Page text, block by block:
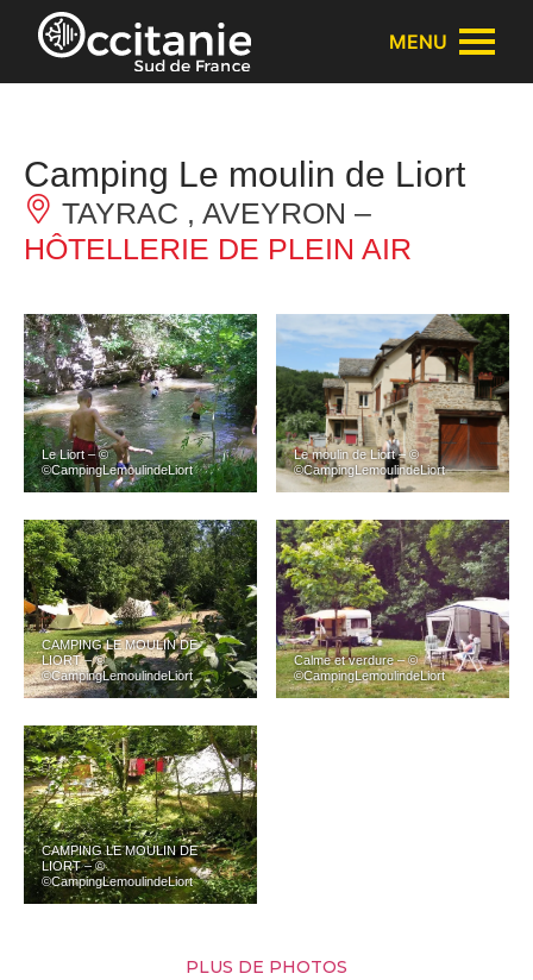
Panneau de gestion des cookies
MENU
Camping Le moulin de Liort
TAYRAC , AVEYRON –
HÔTELLERIE DE PLEIN AIR
Le Liort – ©
©CampingLemoulindeLiort
Le moulin de Liort – ©
©CampingLemoulindeLiort
CAMPING LE MOULIN DE
LIORT – ©
©CampingLemoulindeLiort
Calme et verdure – ©
©CampingLemoulindeLiort
CAMPING LE MOULIN DE
LIORT – ©
©CampingLemoulindeLiort
PLUS DE PHOTOS